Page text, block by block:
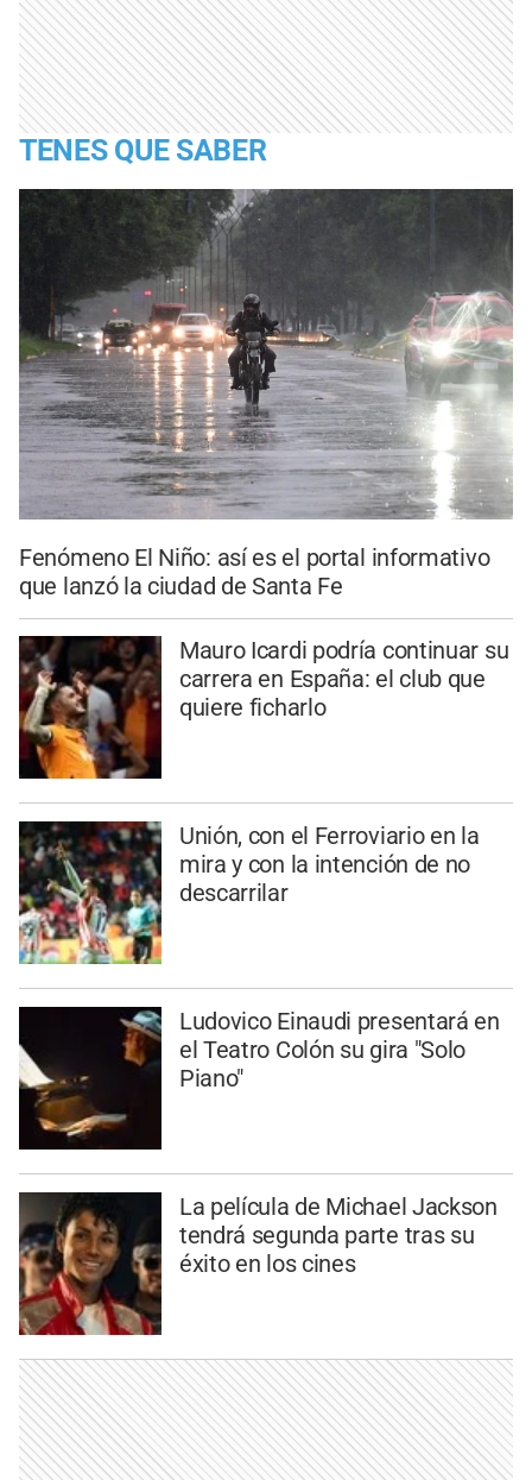
TENES QUE SABER
Fenómeno El Niño: así es el portal informativo
que lanzó la ciudad de Santa Fe
Mauro Icardi podría continuar su
carrera en España: el club que
quiere ficharlo
Unión, con el Ferroviario en la
mira y con la intención de no
descarrilar
Ludovico Einaudi presentará en
el Teatro Colón su gira "Solo
Piano"
La película de Michael Jackson
tendrá segunda parte tras su
éxito en los cines